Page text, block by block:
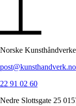
Norske
post@kunsthandverk.no
22 91 02 60
Nedre Slottsgate 25